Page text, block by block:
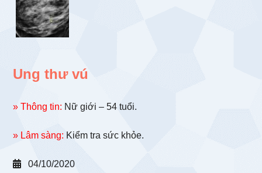
Ung thư vú
» Thông tin: Nữ giới – 54 tuổi.
» Lâm sàng: Kiểm tra sức khỏe.
04/10/2020